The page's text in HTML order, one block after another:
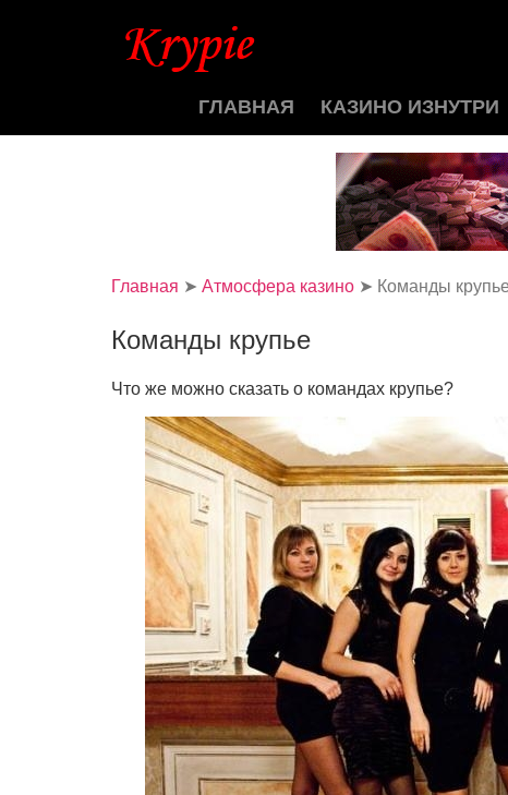
ГЛАВНАЯ КАЗИНО ИЗНУТРИ
Главная ➤ Атмосфера казино ➤ Команды крупье
Команды крупье
Что же можно сказать о командах крупье?